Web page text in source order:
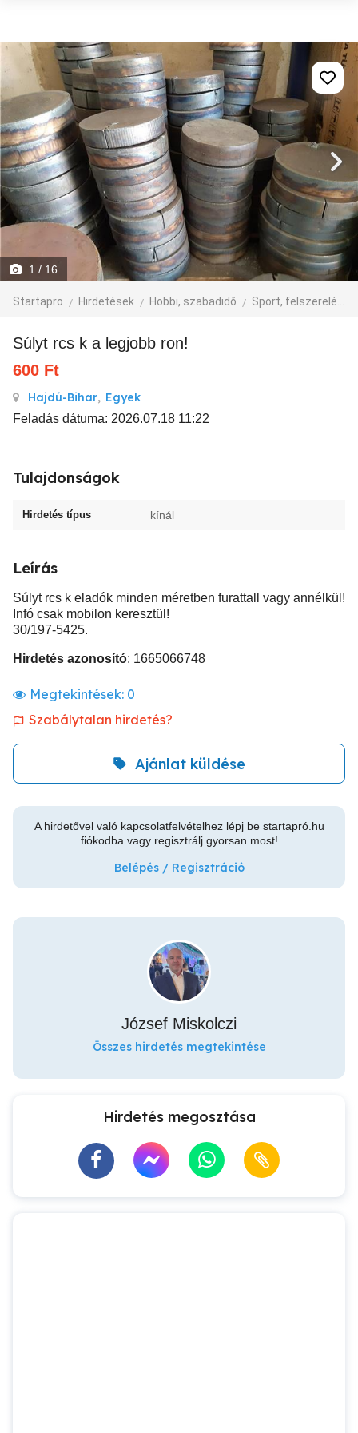
1 / 16
Startapro Hirdetések Hobbi, szabadidő Sport, felszerelés
Súlyt rcs k a legjobb ron!
600 Ft
Hajdú-Bihar, Egyek
Feladás dátuma: 2026.07.18 11:22
Tulajdonságok
Hirdetés típus kínál
Leírás
Súlyt rcs k eladók minden méretben furattall vagy annélkül!
Infó csak mobilon keresztül!
30/197-5425.
Hirdetés azonosító: 1665066748
Megtekintések: 0
Szabálytalan hirdetés?
Ajánlat küldése
A hirdetővel való kapcsolatfelvételhez lépj be startapró.hu
fiókodba vagy regisztrálj gyorsan most!
Belépés / Regisztráció
József Miskolczi
Összes hirdetés megtekintése
Hirdetés megosztása